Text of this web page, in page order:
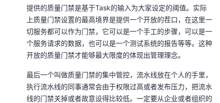
提供的质量门禁是基于Task的输入为大家设定的阈值。实际
上质量门禁设置的最高境界是提供一个开放的茬口，在这里一
切服务都可以作为门禁，它可以是一个手工的步骤，可以是一
个服务请求的数据，也可以是一个测试系统的报告等等。这种
开放的质量门禁才能够最大限度的体现出管理理念。
最后一个叫做质量门禁的集中管控，流水线放在个人的手里，
执行流水线的同事通常会由于权限过高或者发布压力，把流水
线的门禁关掉或者故意设得比较低。一定要从企业或者组织的